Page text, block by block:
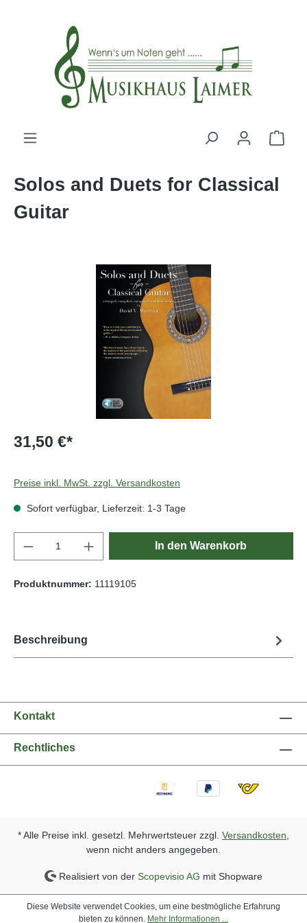
Solos and Duets for Classical
Guitar
Bildergalerie überspringen
31,50 €*
Preise inkl. MwSt. zzgl. Versandkosten
Sofort verfügbar, Lieferzeit: 1-3 Tage
Produkt Anzahl: Gib den gewünschten
In den Warenkorb
Produktnummer: 11119105
Beschreibung
Kontakt
Rechtliches
* Alle Preise inkl. gesetzl. Mehrwertsteuer zzgl. Versandkosten
wenn nicht anders angegeben.
Realisiert von der Scopevisio AG mit Shopware
Diese Website verwendet Cookies, um eine bestmögliche Erfahrung
bieten zu können. Mehr Informationen ...